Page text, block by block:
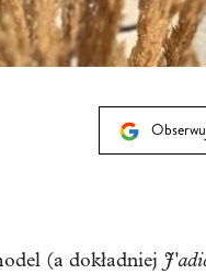
(a dokładniej